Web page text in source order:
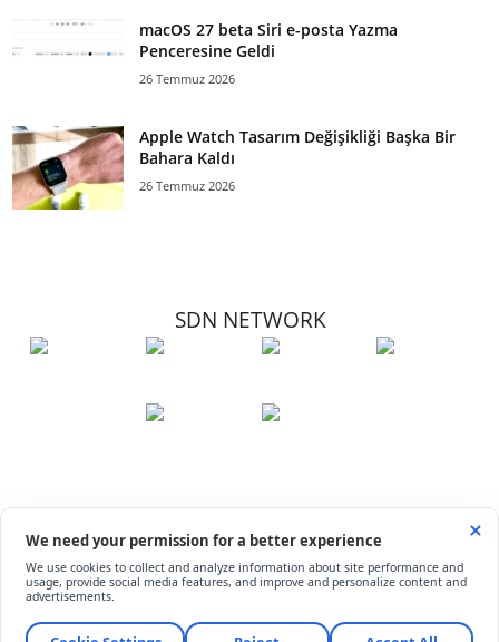
macOS 27 beta Siri e-posta Yazma
Penceresine Geldi
26 Temmuz 2026
Apple Watch Tasarım Değişikliği Başka Bir
Bahara Kaldı
26 Temmuz 2026
SDN NETWORK